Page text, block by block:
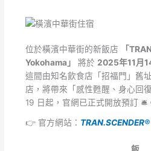
位於橫濱中華街的新飯店
「
Yokohama」
將於 2025年11月
這間由知名飲食店「招福門」舊
店，將帶來「感性甦醒、身心回
19 日起，官網已正式開放預訂 🛎️
👉 官方網站：
飯